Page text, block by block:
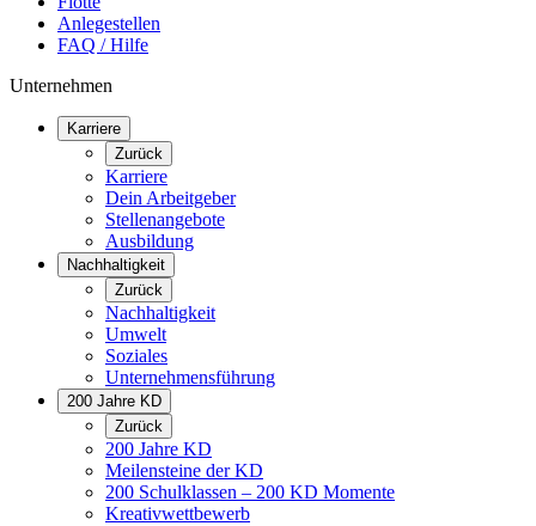
Anlegestellen
FAQ / Hilfe
Unternehmen
Karriere
Zurück
Karriere
Dein Arbeitgeber
Stellenangebote
Ausbildung
Nachhaltigkeit
Zurück
Nachhaltigkeit
Umwelt
Soziales
Unternehmens­führung
200 Jahre KD
Zurück
200 Jahre KD
Meilensteine der KD
200 Schulklassen – 200 KD Momente
Kreativwettbewerb